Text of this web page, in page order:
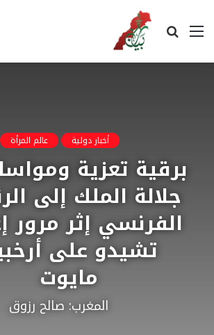
القائمة بحث
أخبار دولية عالم المرأة
برقية تعزية
جلالة الملك إلى
الفرنسي إثر مرور
تشيدو على
مايوت
المغرب: صالح رزوق